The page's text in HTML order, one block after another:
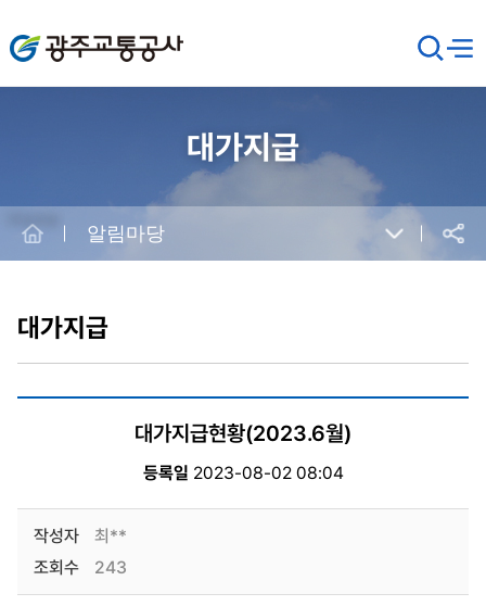
광주교통공사
검
색
창
메뉴
대가지급
공유
알림마당
대가지급
대가지급현황(2023.6월)
등록일 2023-08-02 08:04
작성자
최**
조회수
243